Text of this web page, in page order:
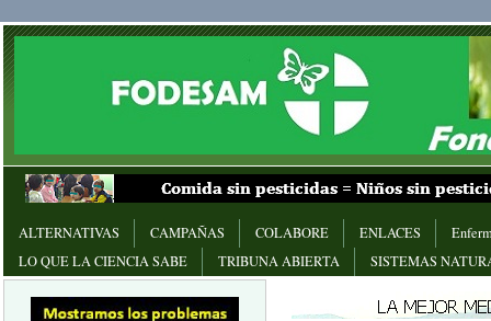
ALTERNATIVAS CAMPAÑAS COLABORE ENLACES
LO QUE LA CIENCIA SABE
TRIBUNA ABIERTA SISTEMAS